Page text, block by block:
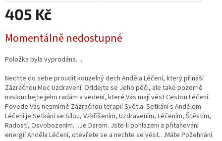
405 Kč
cena:
Momentálně nedostupné
Položka byla vyprodána…
Nechte do sebe proudit kouzelný dech Anděla Léčení, který přináší
Zázračnou Moc Uzdravení. Oddejte se Jeho péči, ale také pozorně
naslouchejte jeho radám a vedení, které Vás mají vést Cestou Léčení.
Povede Vás nesmírně Zázračnou terapií Světla. Setkání s Andělem
Léčení je Setkání se Sílou, Vzkříšením, Uzdravením, Léčením, Štěstím,
Radostí, Osvobozením…Je Darem. Jste-li pohlazeni a přitahováni
energií Anděla Léčení, otevřete se a nechte se vést…Máte Požehnání.